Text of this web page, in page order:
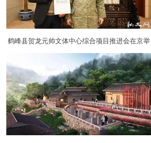
鹤峰县贺龙元帅文体中心综合项目推进会在京举
行